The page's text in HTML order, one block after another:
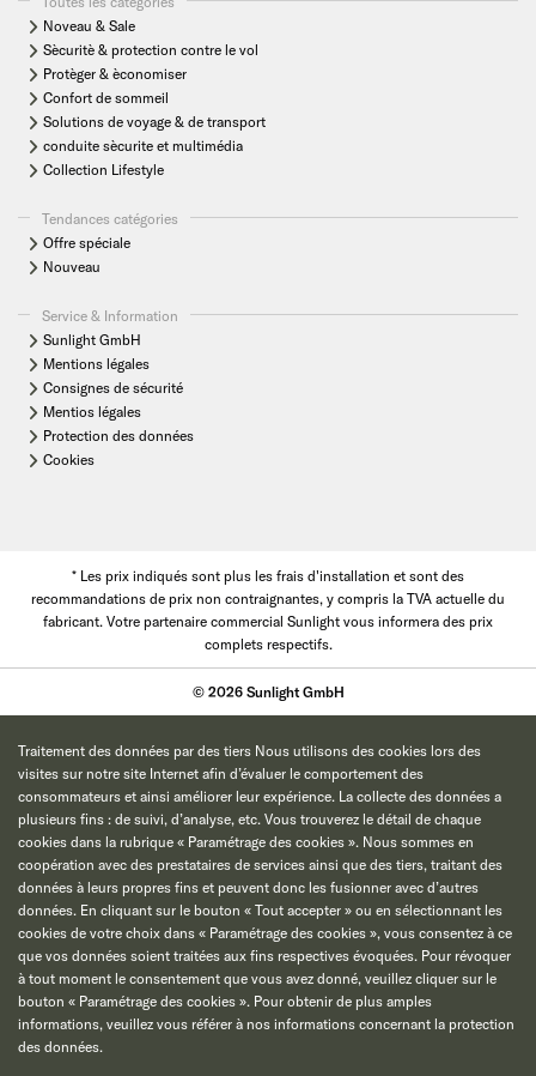
Noveau & Sale
Sècuritè & protection contre le vol
Protèger & èconomiser
Confort de sommeil
Solutions de voyage & de transport
conduite sècurite et multimédia
Collection Lifestyle
Tendances catégories
Offre spéciale
Nouveau
Service & Information
Sunlight GmbH
Mentions légales
Consignes de sécurité
Mentios légales
Protection des données
Cookies
* Les prix indiqués sont plus les frais d'installation et sont des
recommandations de prix non contraignantes, y compris la TVA actuelle du
fabricant. Votre partenaire commercial Sunlight vous informera des prix
complets respectifs.
© 2026 Sunlight GmbH
Traitement des données par des tiers Nous utilisons des cookies lors des
visites sur notre site Internet afin d’évaluer le comportement des
consommateurs et ainsi améliorer leur expérience. La collecte des données a
plusieurs fins : de suivi, d’analyse, etc. Vous trouverez le détail de chaque
cookies dans la rubrique « Paramétrage des cookies ». Nous sommes en
coopération avec des prestataires de services ainsi que des tiers, traitant des
données à leurs propres fins et peuvent donc les fusionner avec d’autres
données. En cliquant sur le bouton « Tout accepter » ou en sélectionnant les
cookies de votre choix dans « Paramétrage des cookies », vous consentez à ce
que vos données soient traitées aux fins respectives évoquées. Pour révoquer
à tout moment le consentement que vous avez donné, veuillez cliquer sur le
bouton « Paramétrage des cookies ». Pour obtenir de plus amples
informations, veuillez vous référer à nos informations concernant la protection
des données.